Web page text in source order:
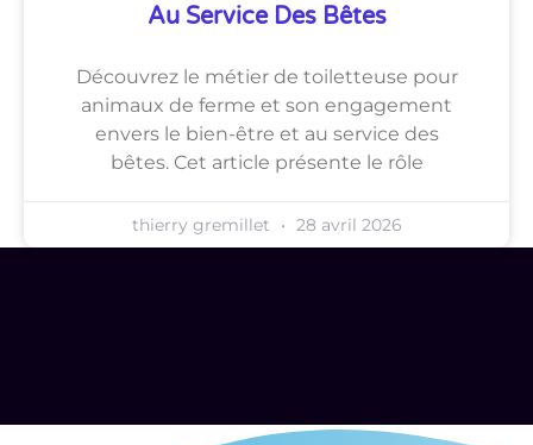
Au Service Des Bêtes
Découvrez le métier de toiletteuse pour
animaux de ferme et son engagement
envers le bien-être et au service des
bêtes. Cet article présente le rôle
thierry gremillet 28 avril 2026